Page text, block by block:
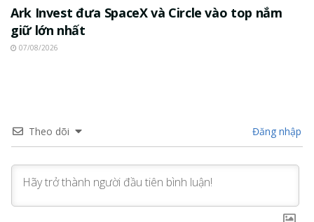
Ark Invest đưa SpaceX và Circle vào top nắm
giữ lớn nhất
07/08/2026
Theo dõi Đăng nhập